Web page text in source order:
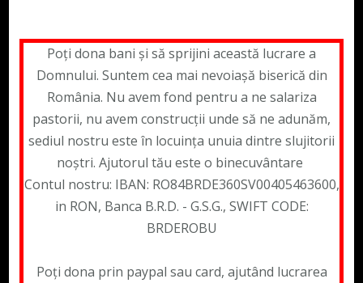
Poți dona bani și să sprijini această lucrare a
Domnului. Suntem cea mai nevoiașă biserică din
România. Nu avem fond pentru a ne salariza
pastorii, nu avem construcții unde să ne adunăm,
sediul nostru este în locuința unuia dintre slujitorii
noștri. Ajutorul tău este o binecuvântare
Contul nostru: IBAN: RO84BRDE360SV00405463600,
in RON, Banca B.R.D. - G.S.G., SWIFT CODE:
BRDEROBU
Poți dona prin paypal sau card, ajutând lucrarea